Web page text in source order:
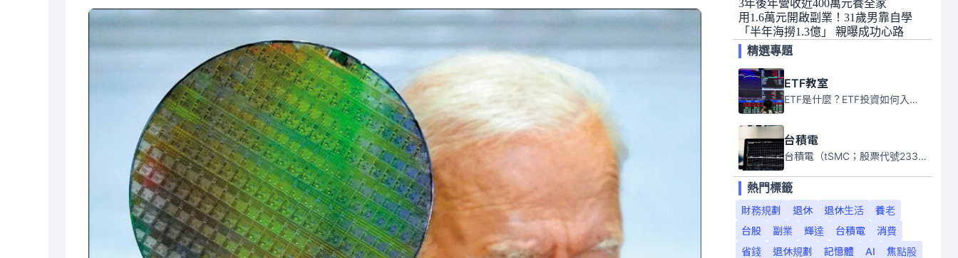
3年後年營收近400萬元養全家
用1.6萬元開啟副業！31歲男靠自學
「半年海撈1.3億」 親曝成功心路
精選專題
ETF教室
ETF是什麼？ETF投資如何入門？本系列專題文章將會告訴你新手必須知道的ETF基礎知識。
台積電
台積電（tSMC；股票代號2330）是全球領先的半導體代工公司，成立於1987年，總部位於台灣新竹。且已於美國、日本、德國及中國設廠，台積電是全球首家專業積體電路製造服務公司，也是全球最先進和最大規模的半導體代工廠。
熱門標籤
財務規劃
退休 退休生活
養老
台股
副業 輝達 台積電
消費
省錢
退休規劃 記憶體 AI
焦點股